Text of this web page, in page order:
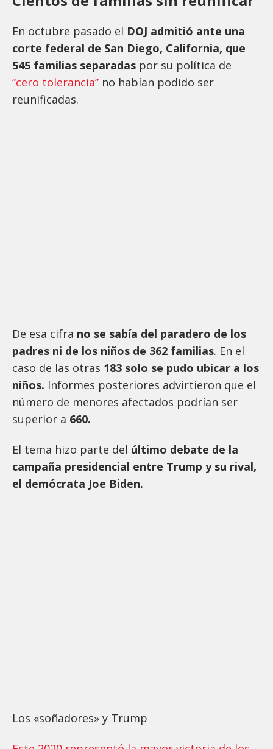
En octubre pasado el DOJ admitió ante una
corte federal de San Diego, California, que
545 familias separadas por su política de
“cero tolerancia” no habían podido ser
reunificadas.
De esa cifra no se sabía del paradero de los
padres ni de los niños de 362 familias. En el
caso de las otras 183 solo se pudo ubicar a los
niños. Informes posteriores advirtieron que el
número de menores afectados podrían ser
superior a 660.
El tema hizo parte del último debate de la
campaña presidencial entre Trump y su rival,
el demócrata Joe Biden.
Los «soñadores» y Trump